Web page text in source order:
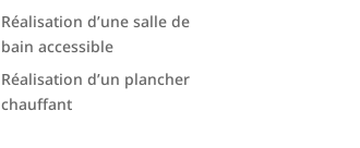
Réalisation d’une salle de
bain accessible
Réalisation d’un plancher
chauffant